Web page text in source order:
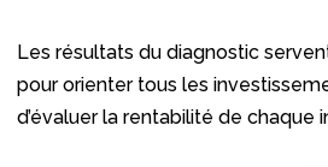
Les résultats du diagnostic
pour orienter tous les
d’évaluer la rentabilité de chaque